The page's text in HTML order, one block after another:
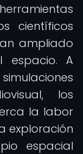
científicos
ampliado
espacio. A
los
la labor
exploración
espacial